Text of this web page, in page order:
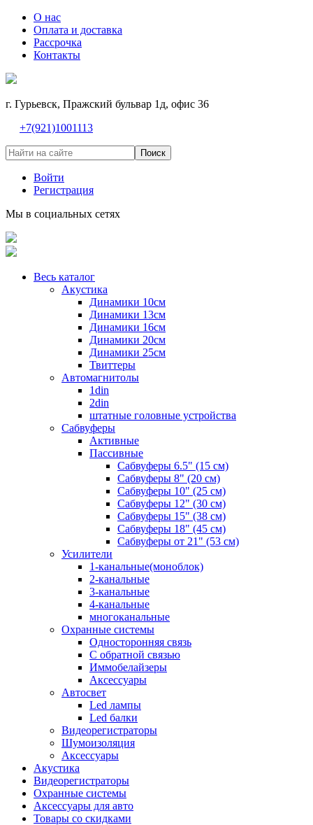
О нас
Оплата и доставка
Рассрочка
Контакты
г. Гурьевск, Пражский бульвар 1д, офис 36
+7(921)1001113
Поиск
Войти
Регистрация
Мы в социальных сетях
Весь каталог
Акустика
Динамики 10см
Динамики 13см
Динамики 16см
Динамики 20см
Динамики 25см
Твиттеры
Автомагнитолы
1din
2din
штатные головные устройства
Сабвуферы
Активные
Пассивные
Сабвуферы 6.5" (15 см)
Сабвуферы 8" (20 см)
Сабвуферы 10" (25 см)
Сабвуферы 12" (30 см)
Сабвуферы 15" (38 см)
Сабвуферы 18" (45 см)
Сабвуферы от 21" (53 см)
Усилители
1-канальные(моноблок)
2-канальные
3-канальные
4-канальные
многоканальные
Охранные системы
Односторонняя связь
С обратной связью
Иммобелайзеры
Аксессуары
Автосвет
Led лампы
Led балки
Видеорегистраторы
Шумоизоляция
Аксессуары
Акустика
Видеорегистраторы
Охранные системы
Аксессуары для авто
Товары со скидками